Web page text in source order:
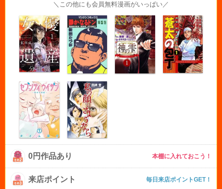
＼この他にも会員無料漫画がいっぱい／
0円作品あり 本棚に入れておこう！
来店ポイント 毎日来店ポイントGET！